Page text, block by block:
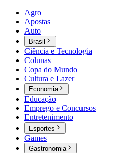
Agro
Apostas
Auto
Brasil
Ciência e Tecnologia
Colunas
Copa do Mundo
Cultura e Lazer
Economia
Educação
Emprego e Concursos
Entretenimento
Esportes
Games
Gastronomia